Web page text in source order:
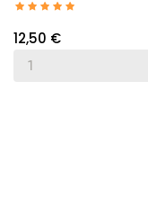
12,50 €